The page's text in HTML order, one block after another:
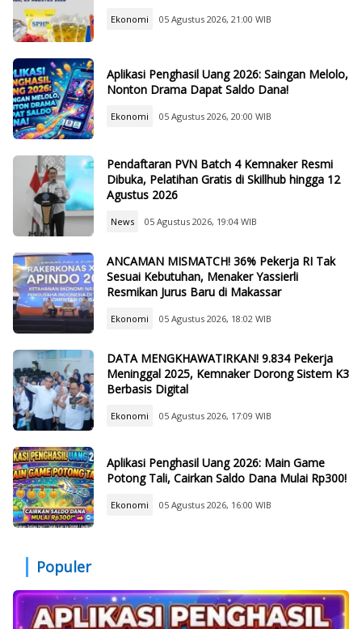
Ekonomi 05 Agustus 2026, 21:00 WIB
Aplikasi Penghasil Uang 2026: Saingan Melolo,
Nonton Drama Dapat Saldo Dana!
Ekonomi 05 Agustus 2026, 20:00 WIB
Pendaftaran PVN Batch 4 Kemnaker Resmi
Dibuka, Pelatihan Gratis di Skillhub hingga 12
Agustus 2026
News 05 Agustus 2026, 19:04 WIB
ANCAMAN MISMATCH! 36% Pekerja RI Tak
Sesuai Kebutuhan, Menaker Yassierli
Resmikan Jurus Baru di Makassar
Ekonomi 05 Agustus 2026, 18:02 WIB
DATA MENGKHAWATIRKAN! 9.834 Pekerja
Meninggal 2025, Kemnaker Dorong Sistem K3
Berbasis Digital
Ekonomi 05 Agustus 2026, 17:09 WIB
Aplikasi Penghasil Uang 2026: Main Game
Potong Tali, Cairkan Saldo Dana Mulai Rp300!
Ekonomi 05 Agustus 2026, 16:00 WIB
Populer